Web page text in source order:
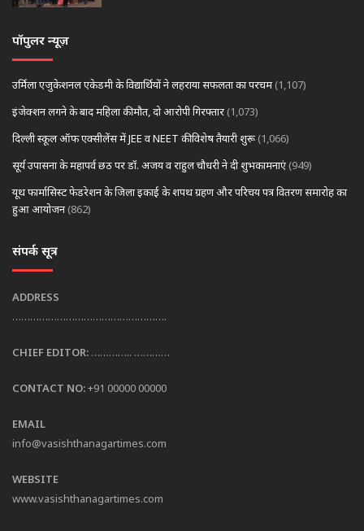
पॉपुलर न्यूज़
उर्मिला एजुकेशनल एकेडमी के विद्यार्थियों ने लहराया सफलता का परचम (1,107)
इंजेक्शन लगने के बाद महिला की मौत, दो आरोपी गिरफ्तार (1,073)
दिल्ली स्कूल ऑफ एक्सीलेंस में JEE व NEET की विशेष तैयारी शुरू (1,066)
सूर्य उपासना के महापर्व छठ पर डॉ. अजय व राहुल चौधरी ने दी शुभकामनाएं (949)
यूथ फार्मासिस्ट फेडरेशन के जिला इकाई के शपथ ग्रहण और परिचय पत्र वितरण समारोह का
हुआ आयोजन (862)
संपर्क सूत्र
ADDRESS
…………………………………………….
CHIEF EDITOR: ………….. …………
CONTACT NO:+91 00000 00000
EMAIL
info@vasishthanagartimes.com
WEBSITE
www.vasishthanagartimes.com